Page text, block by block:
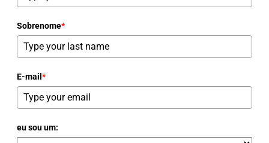
Sobrenome*
E-mail *
eu sou um: